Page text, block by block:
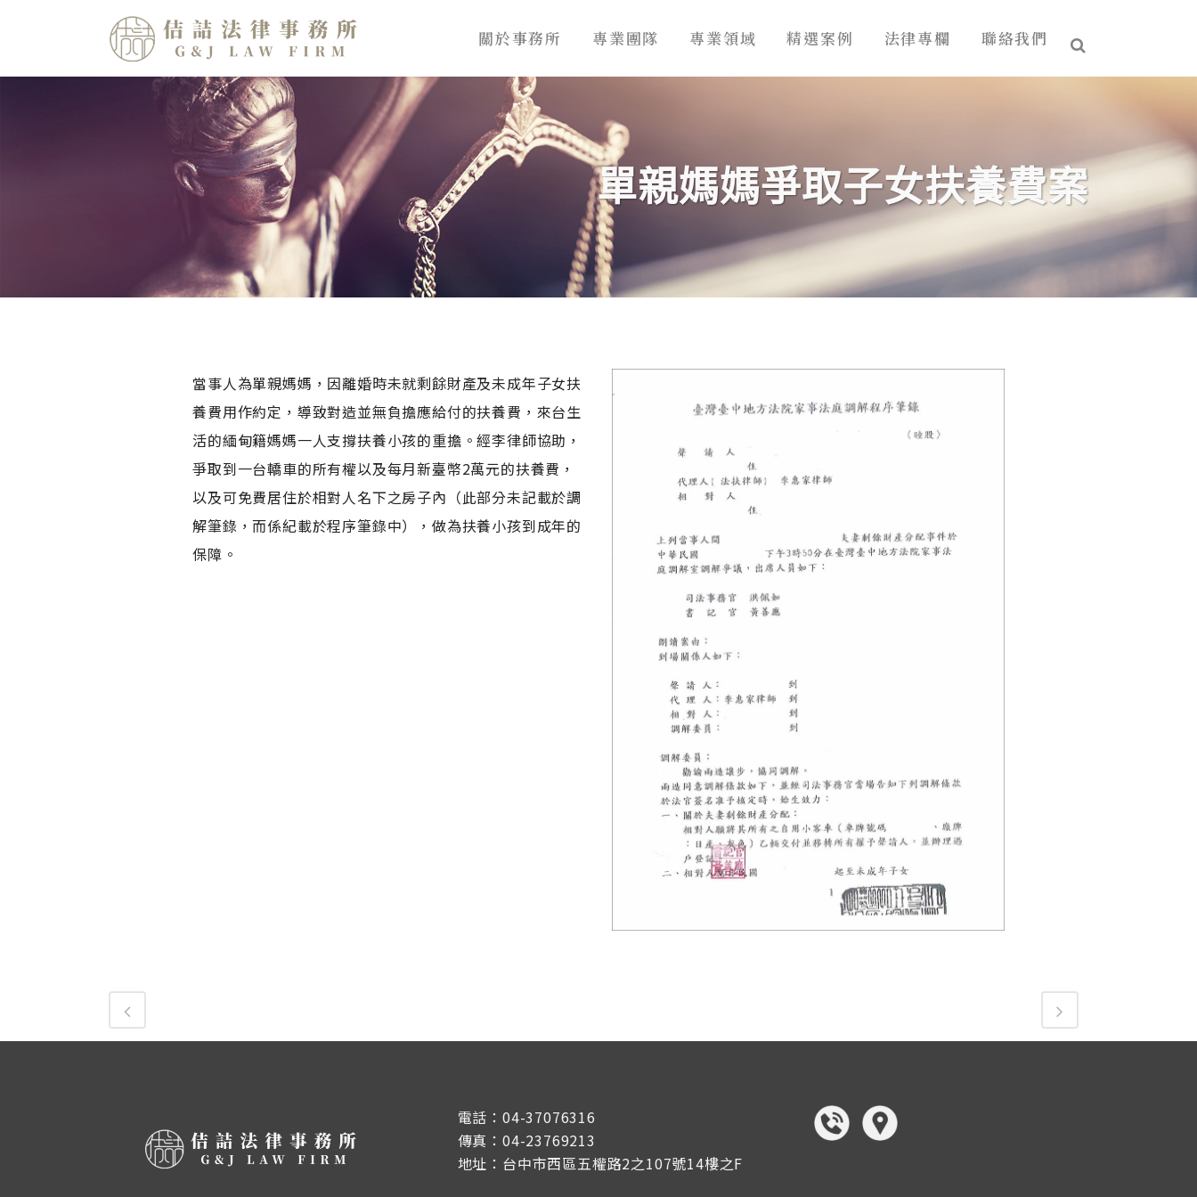
關於事務所 專業團隊 專業領域 精選案例 法律專欄 聯絡我們
單親媽媽爭取子女扶養費案
當事人為單親媽媽，因離婚時未就剩餘財產及未成年子女扶
養費用作約定，導致對造並無負擔應給付的扶養費，來台生
活的緬甸籍媽媽一人支撐扶養小孩的重擔。經李律師協助，
爭取到一台轎車的所有權以及每月新臺幣2萬元的扶養費，
以及可免費居住於相對人名下之房子內（此部分未記載於調
解筆錄，而係紀載於程序筆錄中），做為扶養小孩到成年的
保障。
電話：04-37076316
傳真：04-23769213
地址：台中市西區五權路2之107號14樓之F